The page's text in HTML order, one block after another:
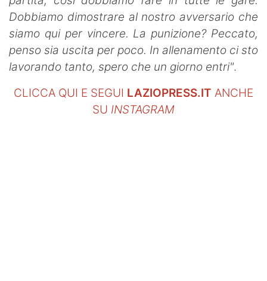
Dobbiamo dimostrare al nostro avversario che
siamo qui per vincere. La punizione? Peccato,
penso sia uscita per poco. In allenamento ci sto
lavorando tanto, spero che un giorno entri".
CLICCA QUI E SEGUI LAZIOPRESS.IT ANCHE
SU INSTAGRAM